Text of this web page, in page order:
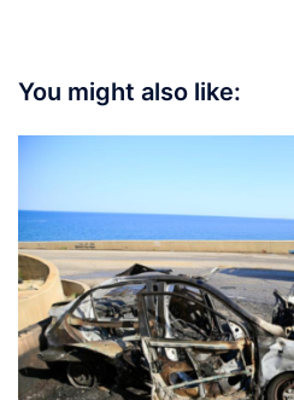
You might also like: